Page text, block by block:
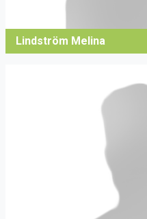
Lindström Melina